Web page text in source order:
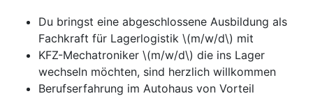
Du bringst eine abgeschlossene Ausbildung als
Fachkraft für Lagerlogistik \(m/w/d\) mit
KFZ-Mechatroniker \(m/w/d\) die ins Lager
wechseln möchten, sind herzlich willkommen
Berufserfahrung im Autohaus von Vorteil